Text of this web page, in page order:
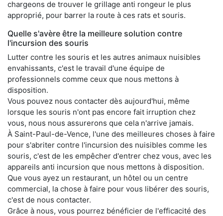
chargeons de trouver le grillage anti rongeur le plus
approprié, pour barrer la route à ces rats et souris.
Quelle s'avère être la meilleure solution contre
l'incursion des souris
Lutter contre les souris et les autres animaux nuisibles
envahissants, c'est le travail d'une équipe de
professionnels comme ceux que nous mettons à
disposition.
Vous pouvez nous contacter dès aujourd'hui, même
lorsque les souris n'ont pas encore fait irruption chez
vous, nous nous assurerons que cela n'arrive jamais.
À Saint-Paul-de-Vence, l'une des meilleures choses à faire
pour s'abriter contre l'incursion des nuisibles comme les
souris, c'est de les empêcher d'entrer chez vous, avec les
appareils anti incursion que nous mettons à disposition.
Que vous ayez un restaurant, un hôtel ou un centre
commercial, la chose à faire pour vous libérer des souris,
c'est de nous contacter.
Grâce à nous, vous pourrez bénéficier de l'efficacité des